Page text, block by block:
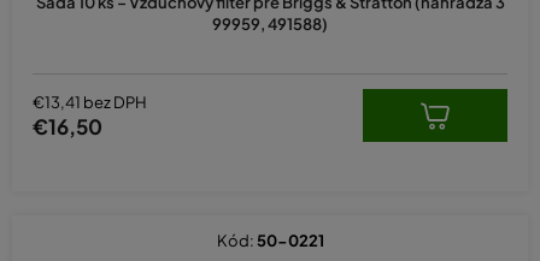
99959, 491588)
je
5,0
€13,41 bez DPH
€16,50
Kód: 50-0221